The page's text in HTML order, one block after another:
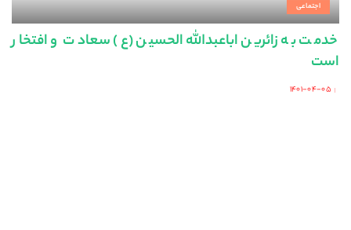
اجتماعی
خدمت به زائرین اباعبدالله الحسین (ع) سعادت و افتخار
است
Posted
۱۴۰۱-۰۴-۰۵